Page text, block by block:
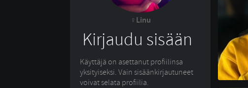
Linu
Kirjaudu sisään
Käyttäjä on asettanut profiilinsa
yksityiseksi. Vain sisäänkirjautuneet
voivat selata profiilia.